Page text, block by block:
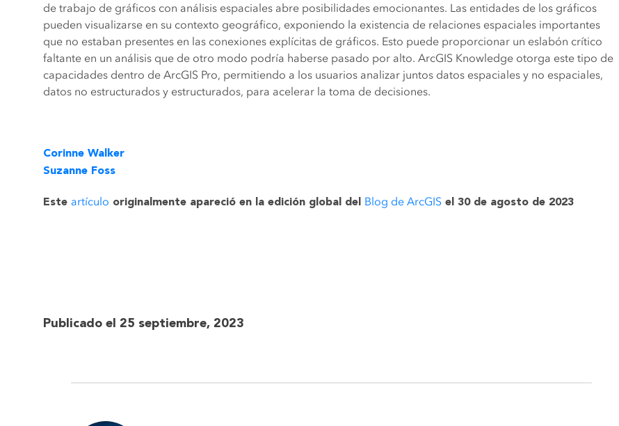
de trabajo de gráficos con análisis espaciales abre posibilidades emocionantes. Las entidades de los gráficos
pueden visualizarse en su contexto geográfico, exponiendo la existencia de relaciones espaciales importantes
que no estaban presentes en las conexiones explícitas de gráficos. Esto puede proporcionar un eslabón crítico
faltante en un análisis que de otro modo podría haberse pasado por alto. ArcGIS Knowledge otorga este tipo de
capacidades dentro de ArcGIS Pro, permitiendo a los usuarios analizar juntos datos espaciales y no espaciales,
datos no estructurados y estructurados, para acelerar la toma de decisiones.
Corinne Walker
Suzanne Foss
Este artículo originalmente apareció en la edición global del Blog de ArcGIS el 30 de agosto de 2023
Publicado el 25 septiembre, 2023